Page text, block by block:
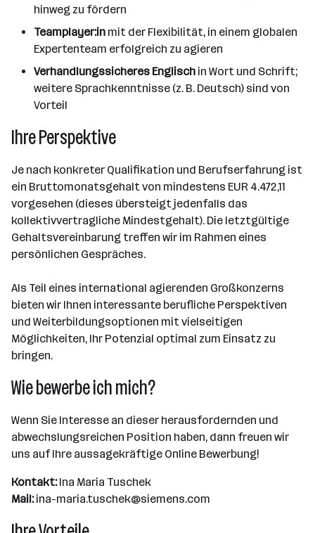
hinweg zu fördern
Teamplayer:in mit der Flexibilität, in einem globalen
Expertenteam erfolgreich zu agieren
Verhandlungssicheres Englisch in Wort und Schrift;
weitere Sprachkenntnisse (z. B. Deutsch) sind von
Vorteil
Ihre Perspektive
Je nach konkreter Qualifikation und Berufserfahrung ist
ein Bruttomonatsgehalt von mindestens EUR 4.472,11
vorgesehen (dieses übersteigt jedenfalls das
kollektivvertragliche Mindestgehalt). Die letztgültige
Gehaltsvereinbarung treffen wir im Rahmen eines
persönlichen Gespräches.
Als Teil eines international agierenden Großkonzerns
bieten wir Ihnen interessante berufliche Perspektiven
und Weiterbildungsoptionen mit vielseitigen
Möglichkeiten, Ihr Potenzial optimal zum Einsatz zu
bringen.
Wie bewerbe ich mich?
Wenn Sie Interesse an dieser herausfordernden und
abwechslungsreichen Position haben, dann freuen wir
uns auf Ihre aussagekräftige Online Bewerbung!
Kontakt:Ina Maria Tuschek
Mail:ina-maria.tuschek@siemens.com